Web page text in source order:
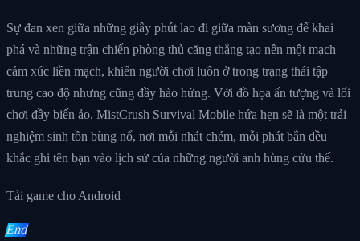
Sự đan xen giữa những giây phút lao đi giữa màn sương để khai
phá và những trận chiến phòng thủ căng thẳng tạo nên một mạch
cảm xúc liền mạch, khiến người chơi luôn ở trong trạng thái tập
trung cao độ nhưng cũng đầy hào hứng. Với đồ họa ấn tượng và lối
chơi đầy biến ảo, MistCrush Survival Mobile hứa hẹn sẽ là một trải
nghiệm sinh tồn bùng nổ, nơi mỗi nhát chém, mỗi phát bắn đều
khắc ghi tên bạn vào lịch sử của những người anh hùng cứu thế.
Tải game cho Android
End